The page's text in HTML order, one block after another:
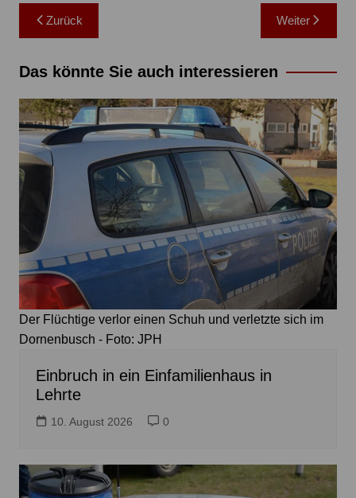
Beitragsnavigation
Zurück Weiter
Das könnte Sie auch interessieren
Der Flüchtige verlor einen Schuh und verletzte sich im
Dornenbusch - Foto: JPH
Einbruch in ein Einfamilienhaus in
Lehrte
10. August 2026 0